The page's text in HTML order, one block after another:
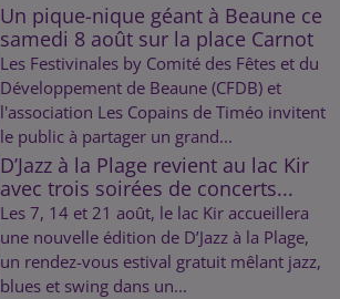
Un pique-nique géant à Beaune ce
samedi 8 août sur la place Carnot
Les Festivinales by Comité des Fêtes et du
Développement de Beaune (CFDB) et
l'association Les Copains de Timéo invitent
le public à partager un grand...
D’Jazz à la Plage revient au lac Kir
avec trois soirées de concerts...
Les 7, 14 et 21 août, le lac Kir accueillera
une nouvelle édition de D’Jazz à la Plage,
un rendez-vous estival gratuit mêlant jazz,
blues et swing dans un...